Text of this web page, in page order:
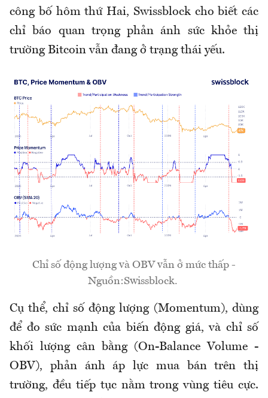
công bố hôm thứ Hai, Swissblock cho biết các
chỉ báo quan trọng phản ánh sức khỏe thị
trường Bitcoin vẫn đang ở trạng thái yếu.
Chỉ số động lượng và OBV vẫn ở mức thấp -
Nguồn:Swissblock.
Cụ thể, chỉ số động lượng (Momentum), dùng
để đo sức mạnh của biến động giá, và chỉ số
khối lượng cân bằng (On-Balance Volume -
OBV), phản ánh áp lực mua bán trên thị
trường, đều tiếp tục nằm trong vùng tiêu cực.